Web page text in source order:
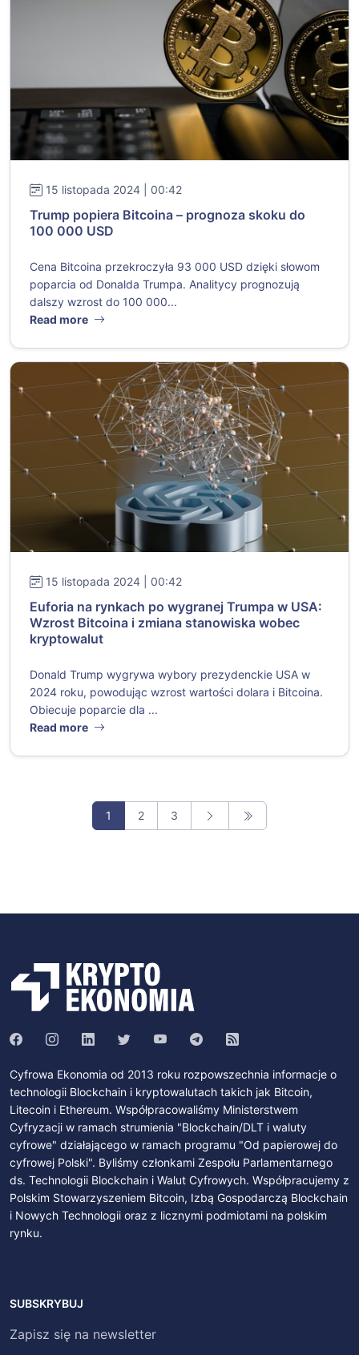
15 listopada 2024 | 00:42
Trump popiera Bitcoina – prognoza skoku do
100 000 USD
Cena Bitcoina przekroczyła 93 000 USD dzięki słowom
poparcia od Donalda Trumpa. Analitycy prognozują
dalszy wzrost do 100 000...
Read more
15 listopada 2024 | 00:42
Euforia na rynkach po wygranej Trumpa w USA:
Wzrost Bitcoina i zmiana stanowiska wobec
kryptowalut
Donald Trump wygrywa wybory prezydenckie USA w
2024 roku, powodując wzrost wartości dolara i Bitcoina.
Obiecuje poparcie dla ...
Read more
1 2 3
Cyfrowa Ekonomia od 2013 roku rozpowszechnia informacje o
technologii Blockchain i kryptowalutach takich jak Bitcoin,
Litecoin i Ethereum. Współpracowaliśmy Ministerstwem
Cyfryzacji w ramach strumienia "Blockchain/DLT i waluty
cyfrowe" działającego w ramach programu "Od papierowej do
cyfrowej Polski". Byliśmy członkami Zespołu Parlamentarnego
ds. Technologii Blockchain i Walut Cyfrowych. Współpracujemy z
Polskim Stowarzyszeniem Bitcoin, Izbą Gospodarczą Blockchain
i Nowych Technologii oraz z licznymi podmiotami na polskim
rynku.
SUBSKRYBUJ
Zapisz się na newsletter